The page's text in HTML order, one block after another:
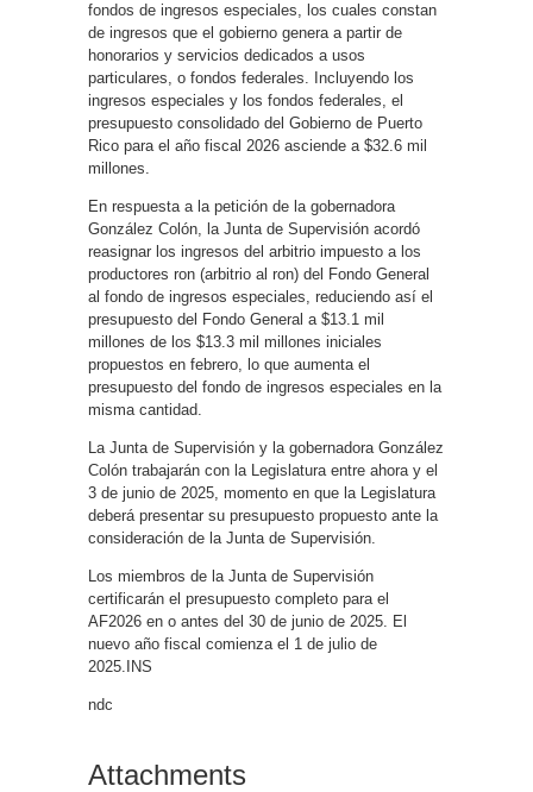
fondos de ingresos especiales, los cuales constan
de ingresos que el gobierno genera a partir de
honorarios y servicios dedicados a usos
particulares, o fondos federales. Incluyendo los
ingresos especiales y los fondos federales, el
presupuesto consolidado del Gobierno de Puerto
Rico para el año fiscal 2026 asciende a $32.6 mil
millones.
En respuesta a la petición de la gobernadora
González Colón, la Junta de Supervisión acordó
reasignar los ingresos del arbitrio impuesto a los
productores ron (arbitrio al ron) del Fondo General
al fondo de ingresos especiales, reduciendo así el
presupuesto del Fondo General a $13.1 mil
millones de los $13.3 mil millones iniciales
propuestos en febrero, lo que aumenta el
presupuesto del fondo de ingresos especiales en la
misma cantidad.
La Junta de Supervisión y la gobernadora González
Colón trabajarán con la Legislatura entre ahora y el
3 de junio de 2025, momento en que la Legislatura
deberá presentar su presupuesto propuesto ante la
consideración de la Junta de Supervisión.
Los miembros de la Junta de Supervisión
certificarán el presupuesto completo para el
AF2026 en o antes del 30 de junio de 2025. El
nuevo año fiscal comienza el 1 de julio de
2025.INS
ndc
Attachments